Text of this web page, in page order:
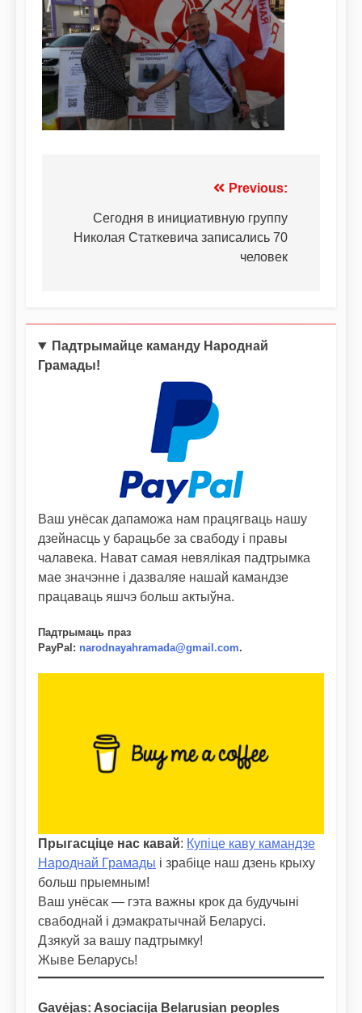
Previous:
Сегодня в инициативную группу
Николая Статкевича записались 70
человек
Падтрымайце каманду Народнай
Грамады!
Ваш унёсак дапаможа нам працягваць нашу
дзейнасць у барацьбе за свабоду і правы
чалавека. Нават самая невялікая падтрымка
мае значэнне і дазваляе нашай камандзе
працаваць яшчэ больш актыўна.
Падтрымаць праз
PayPal : narodnayahramada@gmail.com.
Прыгасціце нас кавай: Купіце каву камандзе
Народнай Грамады і зрабіце наш дзень крыху
больш прыемным!
Ваш унёсак — гэта важны крок да будучыні
свабоднай і дэмакратычнай Беларусі.
Дзякуй за вашу падтрымку!
Жыве Беларусь!
Gavėjas: Asociacija Belarusian peoples